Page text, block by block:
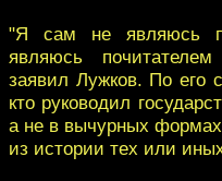
"Я сам не являюсь
являюсь
заявил Лужков. По его
кто руководил
а не в вычурных
из истории тех или